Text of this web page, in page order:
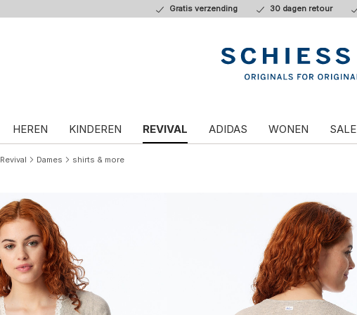
Gratis verzending 30 dagen retour
HEREN KINDEREN REVIVAL ADIDAS WONEN SALE
Revival Dames shirts & more